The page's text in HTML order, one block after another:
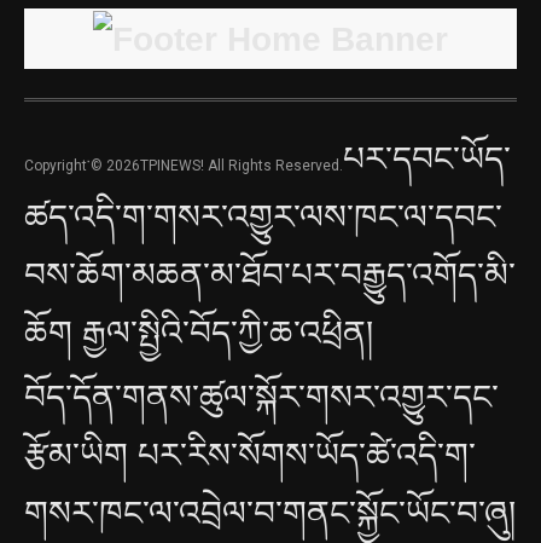
Copyright་© 2026TPINEWS! All Rights Reserved. པར་དབང་ཡོད་
ཚད་འདི་ག་གསར་འགྱུར་ལས་ཁང་ལ་དབང་
བས་ཆོག་མཆན་མ་ཐོབ་པར་བརྒྱུད་འགོད་མི་
ཆོག རྒྱལ་སྤྱིའི་བོད་ཀྱི་ཆ་འཕྲིན།
བོད་དོན་གནས་ཚུལ་སྐོར་གསར་འགྱུར་དང་
རྩོམ་ཡིག པར་རིས་སོགས་ཡོད་ཚེ་འདི་ག་
གསར་ཁང་ལ་འབྲེལ་བ་གནང་སྐྱོང་ཡོང་བ་ཞུ།